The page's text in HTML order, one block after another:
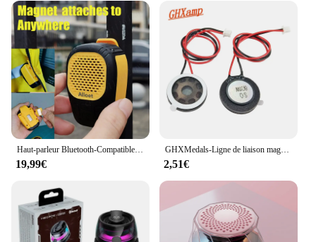
19,99€
GHXMedals-Ligne de liaison magnétique intérieure de petit haut-parleur, haut-parleur en plastique, serrure intelligente, téléphone portable, appareil photo, 8Ohm, 1W, 20mm, 2 pièces
2,51€